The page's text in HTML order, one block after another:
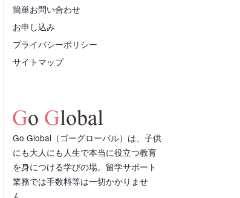
簡単お問い合わせ
お申し込み
プライバシーポリシー
サイトマップ
Go Global（ゴーグローバル）は、子供
にも大人にも人生で本当に役立つ教育
を身につける学びの場。留学サポート
業務では手数料等は一切かかりませ
ん。